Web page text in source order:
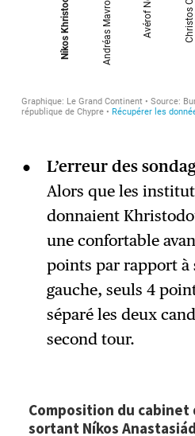
L’erreur des
Alors que les
donnaient
une confortable
points par rapport à
gauche, seuls 4
séparé les deux
second tour.